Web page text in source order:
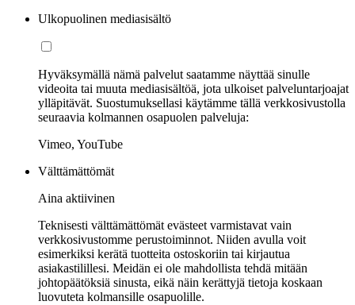
Ulkopuolinen mediasisältö
Hyväksymällä nämä palvelut saatamme näyttää sinulle
videoita tai muuta mediasisältöä, jota ulkoiset palveluntarjoajat
ylläpitävät. Suostumuksellasi käytämme tällä verkkosivustolla
seuraavia kolmannen osapuolen palveluja:
Vimeo, YouTube
Välttämättömät
Aina aktiivinen
Teknisesti välttämättömät evästeet varmistavat vain
verkkosivustomme perustoiminnot. Niiden avulla voit
esimerkiksi kerätä tuotteita ostoskoriin tai kirjautua
asiakastilillesi. Meidän ei ole mahdollista tehdä mitään
johtopäätöksiä sinusta, eikä näin kerättyjä tietoja koskaan
luovuteta kolmansille osapuolille.